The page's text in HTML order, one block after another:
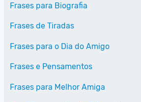
Frases para Biografia
Frases de Tiradas
Frases para o Dia do Amigo
Frases e Pensamentos
Frases para Melhor Amiga